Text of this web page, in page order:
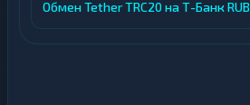
Обмен Tether TRC20 на Т-Банк RUB